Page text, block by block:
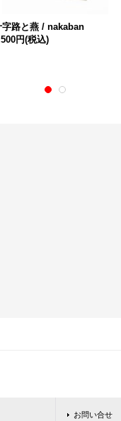
字路と燕 / nakaban
円(税込)
お問い合せ